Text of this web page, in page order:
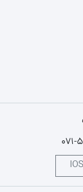
071-